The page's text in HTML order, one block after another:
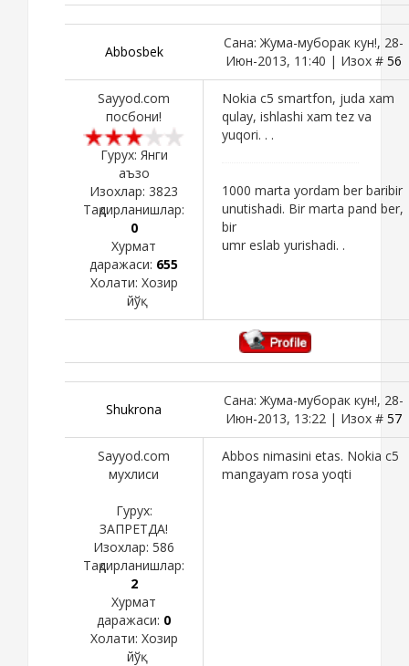
Abbosbek
Сана: Жума-муборак кун!, 28-
Июн-2013, 11:40 | Изох # 56
Sayyod.com
посбони!
Гурух: Янги
аъзо
Изохлар: 3823
Тақдирланишлар:
0
Хурмат
даражаси: 655
Холати: Хозир
йўқ
Nokia c5 smartfon, juda xam
qulay, ishlashi xam tez va
yuqori. . .
1000 marta yordam ber baribir
unutishadi. Bir marta pand ber,
bir
umr eslab yurishadi. .
Shukronа
Сана: Жума-муборак кун!, 28-
Июн-2013, 13:22 | Изох # 57
Sayyod.com
мухлиси
Гурух:
ЗАПРЕТДА!
Изохлар: 586
Тақдирланишлар:
2
Хурмат
даражаси: 0
Холати: Хозир
йўқ
Abbos nimasini etas. Nokia c5
mangayam rosa yoqti